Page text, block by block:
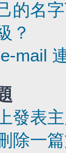
的名
？
mail
發表
除一